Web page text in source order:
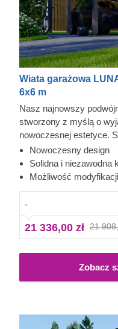
Wiata garażowa
6x6 m
Nasz najnowszy
stworzony z myślą o
nowoczesnej estetyce.
smukła konstrukcja i
że ta elegancka wiata z
wartościowym
Nowoczesny design
Solidna i niezawodna
Możliwość
-
21 336,00 zł 21
Zobacz